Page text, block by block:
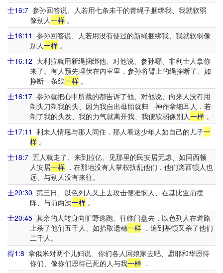
士16:7 参孙回答说、人若用七条未干的青绳子捆绑我、我就软弱
像别人一样。
士16:11 参孙回答说、人若用没有使过的新绳捆绑我、我就软弱像
别人一样。
士16:12 大利拉就用新绳捆绑他、对他说、参孙哪、非利士人拿你
来了。有人预先埋伏在内室里．参孙将臂上的绳挣断了、如
挣断一条线一样。
士16:17 参孙就把心中所藏的都告诉了他、对他说、向来人没有用
剃头刀剃我的头、因为我自出母胎就归 神作拿细耳人．若
剃了我的头发、我的力气就离开我、我便软弱像别人一样。
士17:11 利未人情愿与那人同住．那人看这少年人如自己的儿子一
样。
士18:7 五人就走了、来到拉亿、见那里的民安居无虑、如同西顿
人安居一样．在那地没有人掌权扰乱他们．他们离西顿人也
远、与别人没有来往。
士20:30 第三日、以色列人又上去攻击便雅悯人、在基比亚前摆
阵、与前两次一样。
士20:45 其余的人转身向旷野逃跑、往临门盘去．以色列人在道路
上杀了他们五千人、如拾取遗穗一样．追到基顿又杀了他们
二千人。
得1:8 拿俄米对两个儿妇说、你们各人回娘家去吧、愿耶和华恩待
你们、像你们恩待已死的人与我一样．